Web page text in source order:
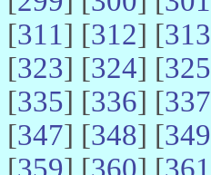
[311] [312] [313
[323] [324] [325
[335] [336] [337
[347] [348] [349
[359] [360] [361